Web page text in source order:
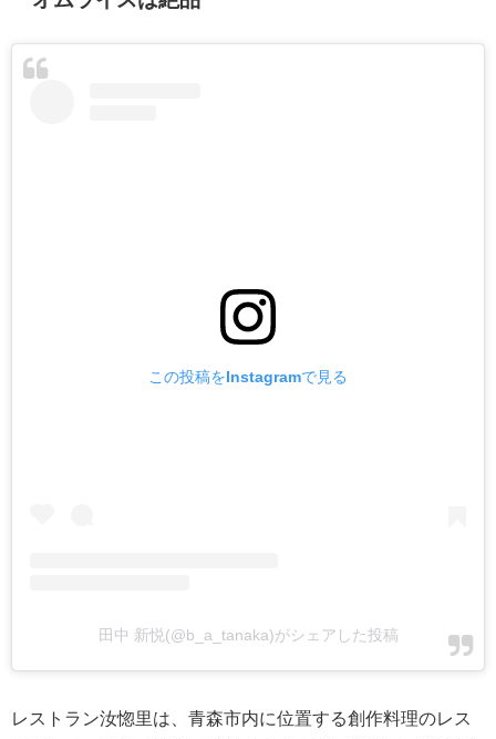
この投稿をInstagramで見る
田中 新悦(@b_a_tanaka)がシェアした投稿
レストラン汝惚里は、青森市内に位置する創作料理のレス